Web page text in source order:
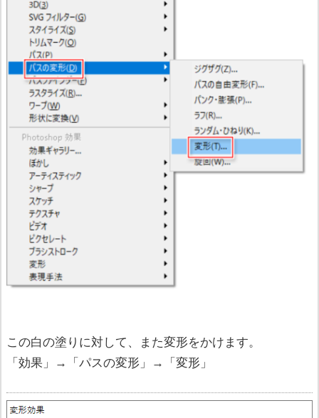
この白の塗りに対して、また変形をかけます。
「効果」→「パスの変形」→「変形」